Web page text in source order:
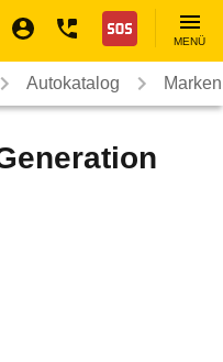
Nothilfe
MENÜ
Autokatalog